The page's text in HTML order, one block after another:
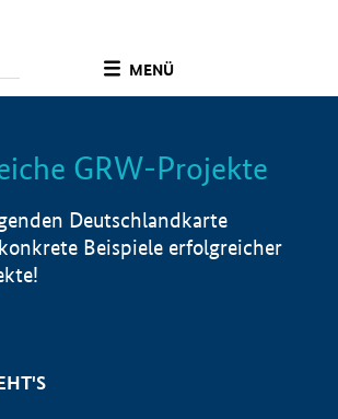
MENÜ
Info
GRW-Projekte
Deutschlandkarte
Beispiele erfolgreicher